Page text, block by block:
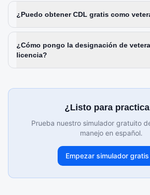
¿Puedo obtener CDL gratis como
¿Cómo pongo la designación de
licencia?
¿Listo para
Prueba nuestro simulador gratuito
manejo en español.
Empezar simulador gratis